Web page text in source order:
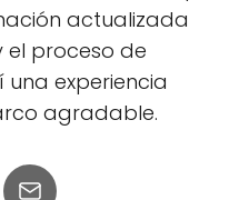
actualizada
el proceso de
experiencia
agradable.